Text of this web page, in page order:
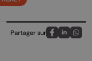
Partager sur
Partagez sur
Partagez